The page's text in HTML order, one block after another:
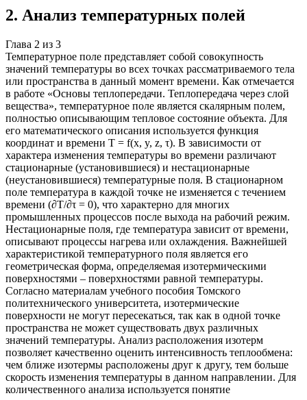
2. Анализ температурных полей
Глава 2 из 3
Температурное поле представляет собой совокупность
значений температуры во всех точках рассматриваемого тела
или пространства в данный момент времени. Как отмечается
в работе «Основы теплопередачи. Теплопередача через слой
вещества», температурное поле является скалярным полем,
полностью описывающим тепловое состояние объекта. Для
его математического описания используется функция
координат и времени T = f(x, y, z, τ). В зависимости от
характера изменения температуры во времени различают
стационарные (установившиеся) и нестационарные
(неустановившиеся) температурные поля. В стационарном
поле температура в каждой точке не изменяется с течением
времени (∂T/∂τ = 0), что характерно для многих
промышленных процессов после выхода на рабочий режим.
Нестационарные поля, где температура зависит от времени,
описывают процессы нагрева или охлаждения. Важнейшей
характеристикой температурного поля является его
геометрическая форма, определяемая изотермическими
поверхностями – поверхностями равной температуры.
Согласно материалам учебного пособия Томского
политехнического университета, изотермические
поверхности не могут пересекаться, так как в одной точке
пространства не может существовать двух различных
значений температуры. Анализ расположения изотерм
позволяет качественно оценить интенсивность теплообмена:
чем ближе изотермы расположены друг к другу, тем больше
скорость изменения температуры в данном направлении. Для
количественного анализа используется понятие